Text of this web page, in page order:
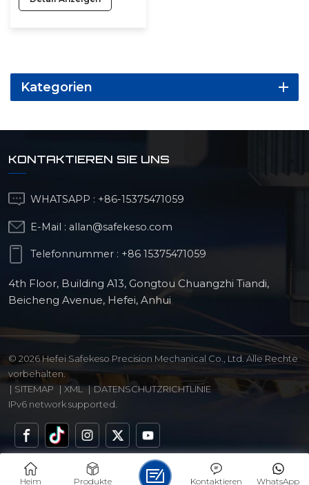
Edelstahlprodukte,
Kategorien
KONTAKTIEREN SIE UNS
WHATSAPP : +86-15375471059
E-Mail : allan@safekeso.com
Telefonnummer : +86 15375471059
4th Floor, Building A13, Gongtou Chuangzhi Tiandi,
Beicheng Avenue, Hefei, Anhui
© 2026 Hefei Safekeso Precision Mechanical Co., Ltd. Alle Rechte
vorbehalten.
| SITEMAP | XML | DATENSCHUTZRICHTLINIE
IPv6 network supported.
Heim Produkte WhatsApp
Kontaktieren